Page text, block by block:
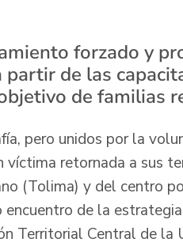
forzado y
partir de las
de familias
pero unidos por la
retornada a sus
(Tolima) y del centro
de la
Territorial Central de